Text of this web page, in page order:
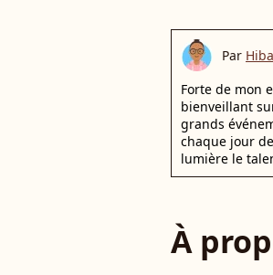
Par
Forte de mon
bienveillant
grands
chaque jour
lumière le
À